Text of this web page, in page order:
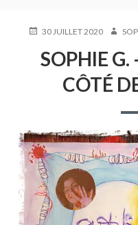
PUBLIÉ30 JUILLET 2020
SOPHIE G.
CÔTÉ